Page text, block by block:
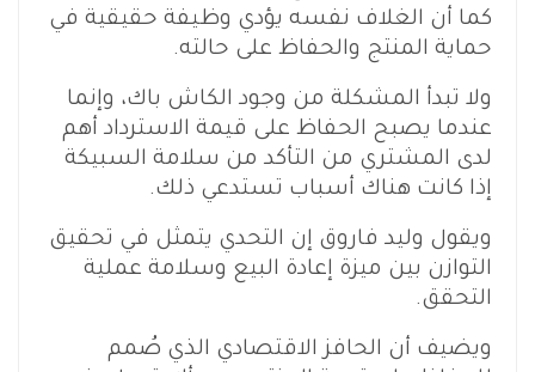
كما أن الغلاف نفسه يؤدي وظيفة حقيقية في
حماية المنتج والحفاظ على حالته.
ولا تبدأ المشكلة من وجود الكاش باك، وإنما
عندما يصبح الحفاظ على قيمة الاسترداد أهم
لدى المشتري من التأكد من سلامة السبيكة
إذا كانت هناك أسباب تستدعي ذلك.
ويقول وليد فاروق إن التحدي يتمثل في تحقيق
التوازن بين ميزة إعادة البيع وسلامة عملية
التحقق.
ويضيف أن الحافز الاقتصادي الذي صُمم